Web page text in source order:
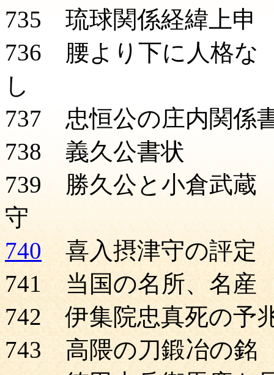
735 琉球関係経緯上申
736 腰より下に人格な
し
737 忠恒公の庄内関係
738 義久公書状
739 勝久公と小倉武蔵
守
740喜入摂津守の評定
741 当国の名所、名産
742 伊集院忠真死の予
743 高隈の刀鍛冶の銘